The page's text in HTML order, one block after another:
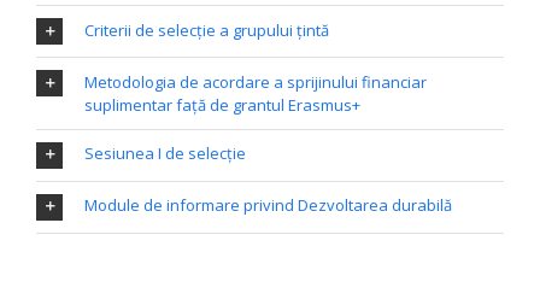
Criterii de selecţie a grupului ţintă
Metodologia de acordare a sprijinului financiar
suplimentar faţă de grantul Erasmus+
Sesiunea I de selecţie
Module de informare privind Dezvoltarea durabilă